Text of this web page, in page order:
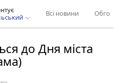
Всі новини
до Дня міста